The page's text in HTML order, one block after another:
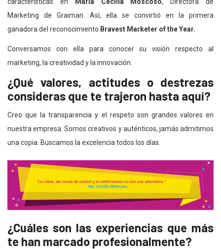
Marketing de Graiman. Así, ella se convirtió en la primera
ganadora del reconocimiento Bravest Marketer of the Year.
Conversamos con ella para conocer su visión respecto al
marketing, la creatividad y la innovación.
¿Qué valores, actitudes o destrezas
consideras que te trajeron hasta aquí?
Creo que la transparencia y el respeto son grandes valores en
nuestra empresa. Somos creativos y auténticos, jamás admitimos
una copia. Buscamos la excelencia todos los días.
¿Cuáles son las experiencias que más
te han marcado profesionalmente?